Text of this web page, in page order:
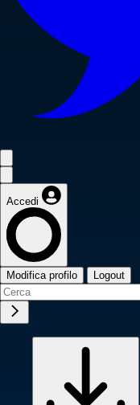
Accedi
Modifica profilo Logout